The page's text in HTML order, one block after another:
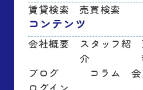
賃貸検索 売買検索
コンテンツ
会社概要
スタッフ紹
介
ブログ
コラム